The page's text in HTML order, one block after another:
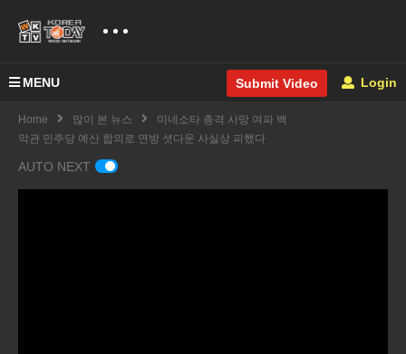
MENU Submit Video Login
Home 많이 본 뉴스
미네소타 총격 사망 여파 백
악관 민주당 예산 합의로 연방 셧다운 사실상 피했다
AUTO NEXT